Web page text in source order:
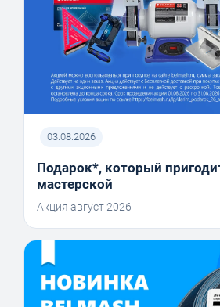
03.08.2026
Подарок*, который
мастерской
Акция август 2026